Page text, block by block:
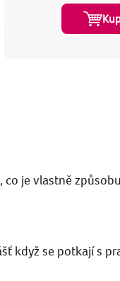
je vlastně
když se potkají s